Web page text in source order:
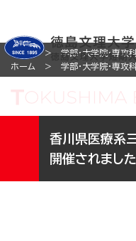
ホーム 学部・大学院・専攻
ホーム
学部・大学院・専攻
香川県医療系
開催されました